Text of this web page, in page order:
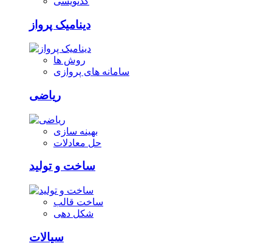
دینامیک پرواز
روش ها
سامانه های پروازی
ریاضی
بهینه سازی
حل معادلات
ساخت و تولید
ساخت قالب
شکل دهی
سیالات